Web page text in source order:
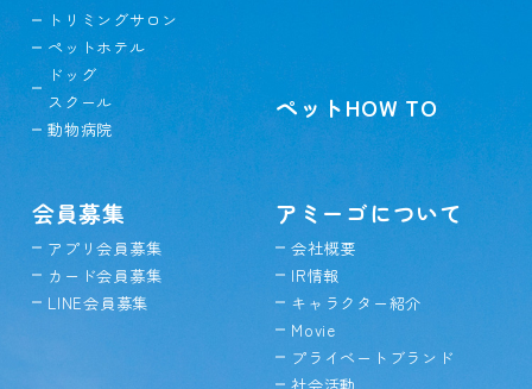
トリミングサロン
ペットホテル
ドッグ
スクール
動物病院
ペットHOW TO
会員募集
アプリ会員募集
カード会員募集
LINE会員募集
アミーゴについて
会社概要
IR情報
キャラクター紹介
Movie
プライベートブランド